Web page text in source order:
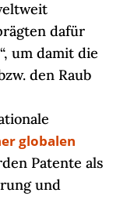
dafür
“, um damit die
den Raub
globalen
Patente als
und